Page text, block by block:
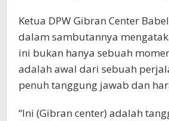
Ketua DPW Gibran Center
dalam sambutannya
ini bukan hanya sebuah
adalah awal dari sebuah
penuh tanggung jawab dan
“Ini (Gibran center) adalah